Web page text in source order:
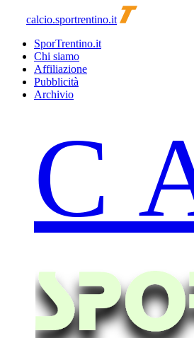
calcio.sportrentino.it
SporTrentino.it
Chi siamo
Affiliazione
Pubblicità
Archivio